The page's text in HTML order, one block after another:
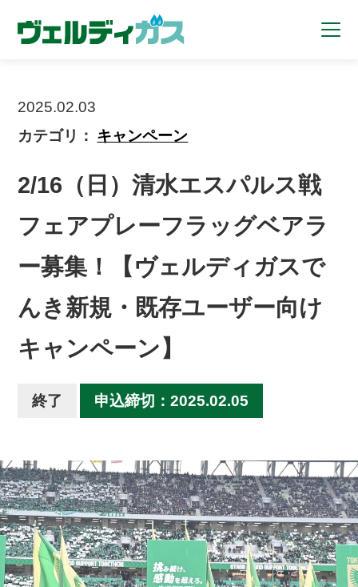
2025.02.03
カテゴリ： キャンペーン
2/16（日）清水エスパルス戦
フェアプレーフラッグベアラ
ー募集！【ヴェルディガスで
んき新規・既存ユーザー向け
キャンペーン】
終了 申込締切：2025.02.05